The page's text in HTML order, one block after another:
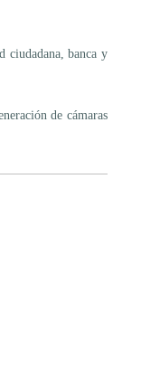
ciudadana, banca y
de cámaras